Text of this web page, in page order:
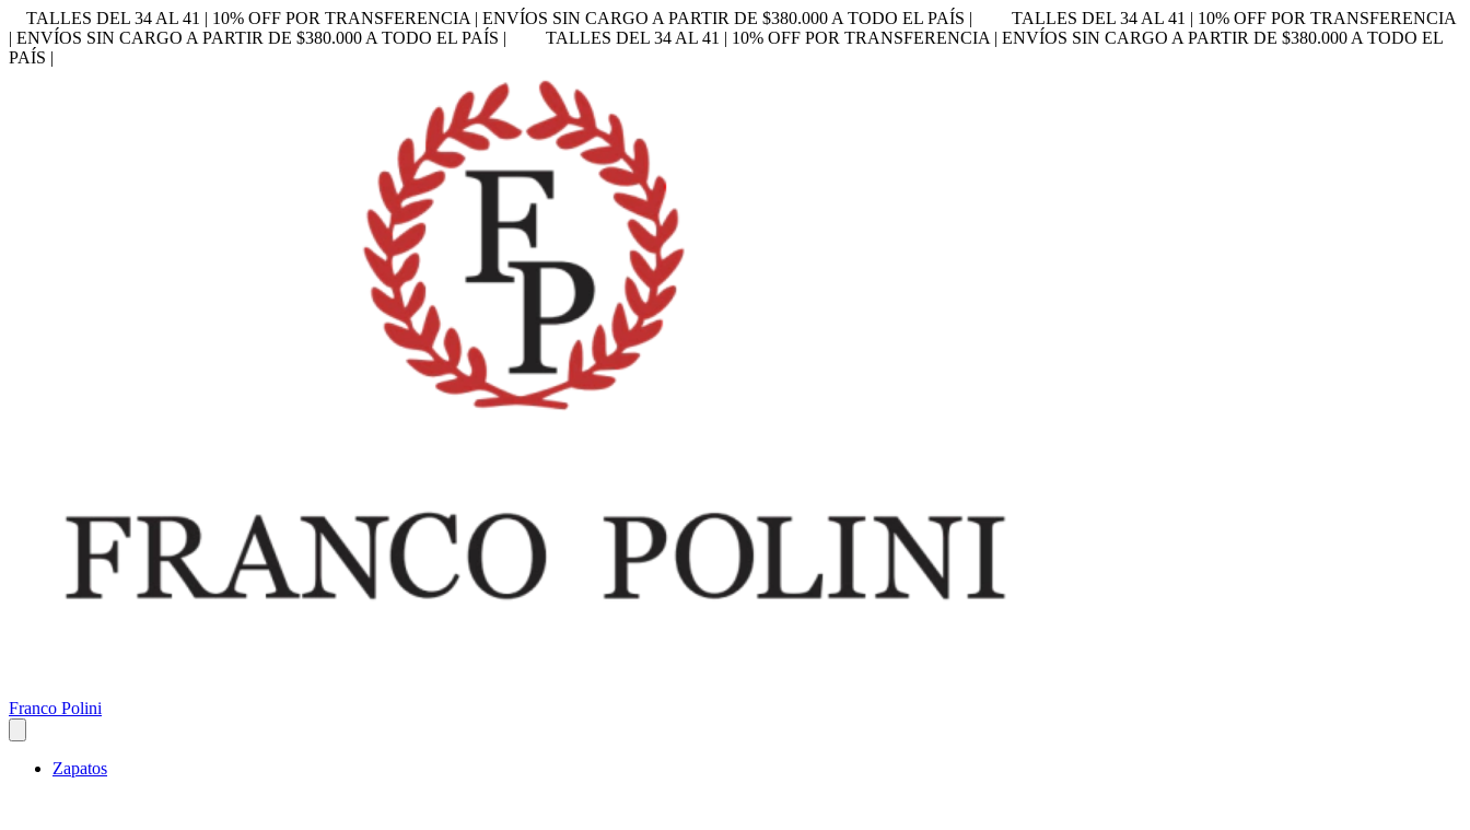
TALLES DEL 34 AL 41 | 10% OFF POR TRANSFERENCIA | ENVÍOS SIN CARGO A PARTIR DE $380.000 A TODO EL PAÍS |
TALLES DEL 34 AL 41 | 10% OFF POR TRANSFERENCIA
| ENVÍOS SIN CARGO A PARTIR DE $380.000 A TODO EL PAÍS |
TALLES DEL 34 AL 41 | 10% OFF POR TRANSFERENCIA | ENVÍOS SIN CARGO A PARTIR DE $380.000 A TODO EL
PAÍS |
Franco Polini
Zapatos